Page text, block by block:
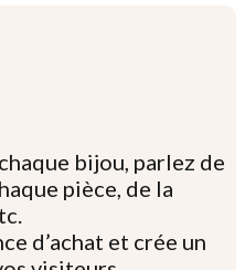
bijou, parlez de
pièce, de la
d’achat et crée un